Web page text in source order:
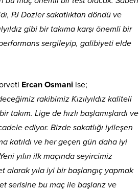
PJ Dozier sakatlıktan döndü ve
gibi bir takıma karşı önemli bir
sergileyip, galibiyeti elde
Ercan Osmani ise;
rakibimiz Kızılyıldız kaliteli
takım. Lige de hızlı başlamışlardı ve
ediyor. Bizde sakatlığı iyileşen
katıldı ve her geçen gün daha iyi
yılın ilk maçında seyircimiz
alarak yıla iyi bir başlangıç yapmak
serisine bu maç ile başlarız ve